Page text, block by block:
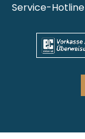
Service-Hotline